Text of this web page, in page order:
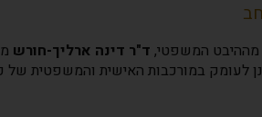
מההיבט המשפטי, ד"ר דינה ארליך-חורש
לעומק במורכבות האישית והמשפטית